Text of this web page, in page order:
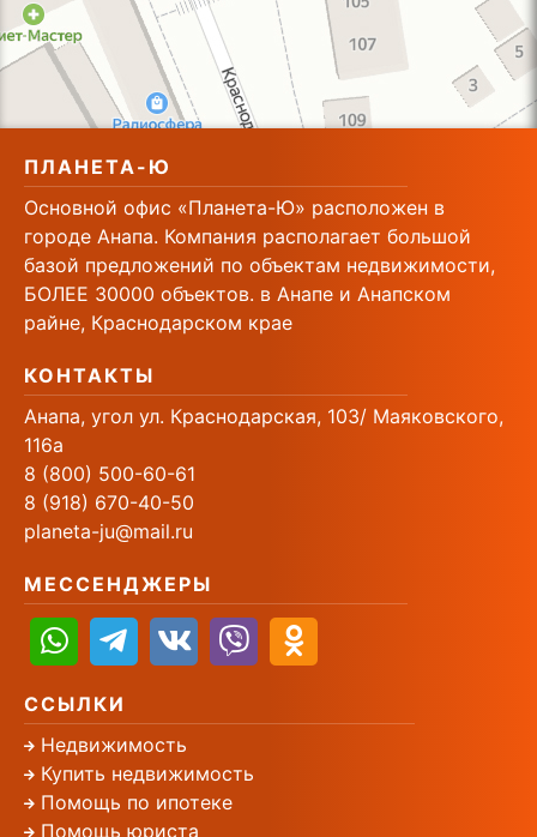
ПЛАНЕТА-Ю
Основной офис «Планета-Ю» расположен в
городе Анапа. Компания располагает большой
базой предложений по объектам недвижимости,
БОЛЕЕ 30000 объектов. в Анапе и Анапском
райне, Краснодарском крае
КОНТАКТЫ
Анапа, угол ул. Краснодарская, 103/ Маяковского,
116а
8 (800) 500-60-61
8 (918) 670-40-50
planeta-ju@mail.ru
МЕССЕНДЖЕРЫ
ССЫЛКИ
Недвижимость
Купить недвижимость
Помощь по ипотеке
Помощь юриста